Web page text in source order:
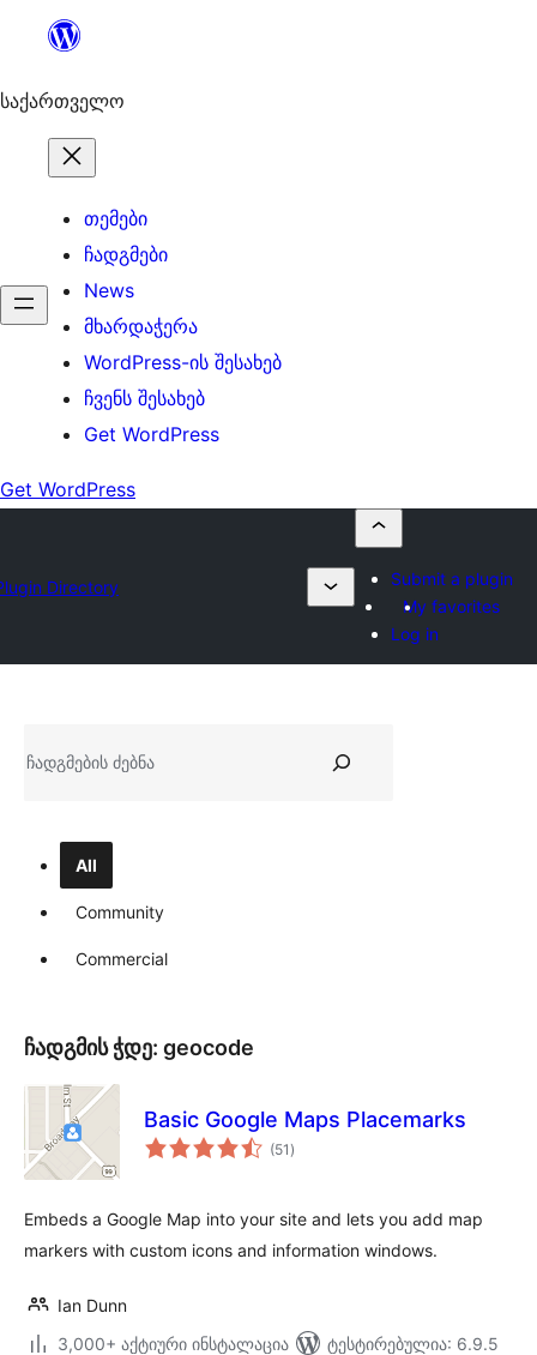
შიგთავსზე
გადასვლა
საქართველო
თემები
ჩადგმები
News
მხარდაჭერა
WordPress-ის შესახებ
ჩვენს შესახებ
Get WordPress
Get WordPress
Directory
Submit a plugin
My favorites
Log in
All
Community
Commercial
ჩადგმის ჭდე: geocode
Basic Google Maps Placemarks
(51 საერთო
რეიტინგი
)
Embeds a Google Map into your site and lets you add map
markers with custom icons and information windows.
Ian Dunn
3,000+ აქტიური ინსტალაცია
ტესტირებულია: 6.9.5